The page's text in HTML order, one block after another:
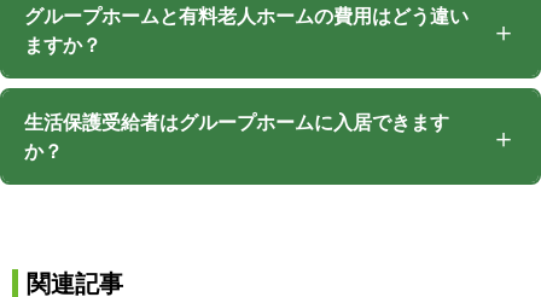
グループホームと有料老人ホームの費用はどう違い
ますか？
生活保護受給者はグループホームに入居できます
か？
関連記事